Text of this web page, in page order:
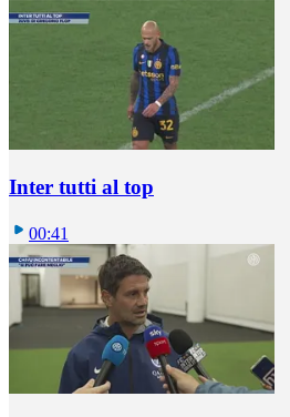
Inter tutti al top
00:41